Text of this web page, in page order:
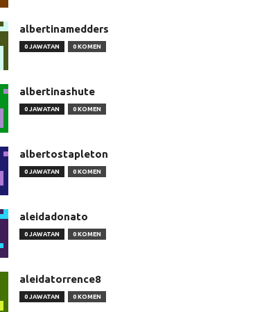
albertinamedders
0 JAWATAN 0 KOMEN
albertinashute
0 JAWATAN 0 KOMEN
albertostapleton
0 JAWATAN 0 KOMEN
aleidadonato
0 JAWATAN 0 KOMEN
aleidatorrence8
0 JAWATAN 0 KOMEN